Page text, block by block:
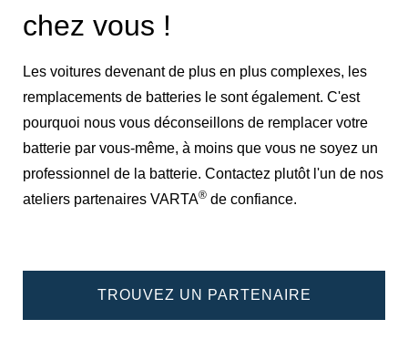
chez vous !
Les voitures devenant de plus en plus complexes, les
remplacements de batteries le sont également. C'est
pourquoi nous vous déconseillons de remplacer votre
batterie par vous-même, à moins que vous ne soyez un
professionnel de la batterie. Contactez plutôt l'un de nos
ateliers partenaires VARTA® de confiance.
TROUVEZ UN PARTENAIRE